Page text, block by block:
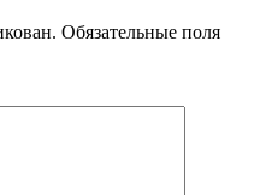
Обязательные поля